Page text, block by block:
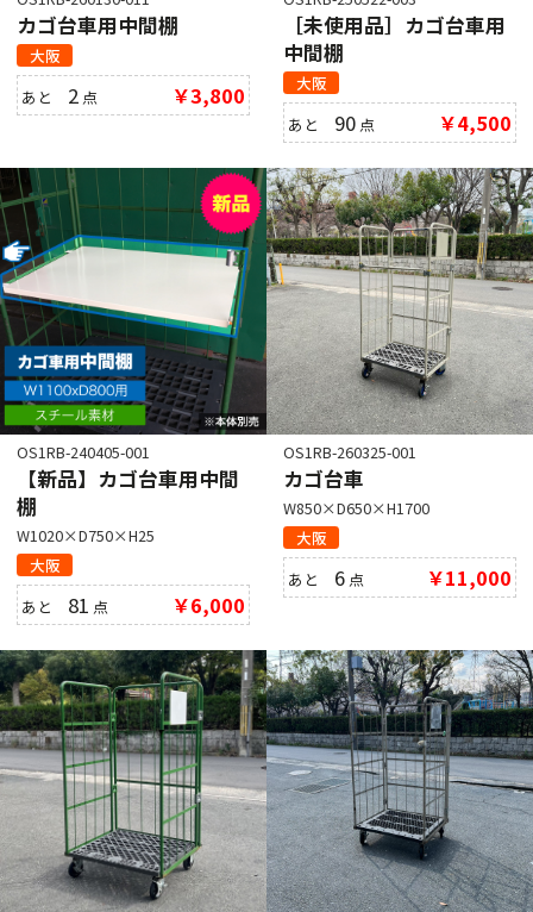
カゴ台車用中間棚
大阪
あと 2 点 ￥3,800
［未使用品］カゴ台車用
中間棚
大阪
あと 90 点 ￥4,500
OS1RB-240405-001
【新品】カゴ台車用中間
棚
W1020×D750×H25
大阪
あと 81 点 ￥6,000
OS1RB-260325-001
カゴ台車
W850×D650×H1700
大阪
あと 6 点 ￥11,000